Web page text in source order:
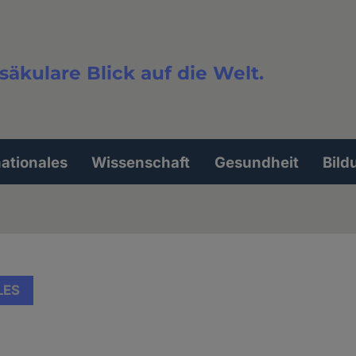
Blick auf die Welt.
Wissenschaft Gesundheit